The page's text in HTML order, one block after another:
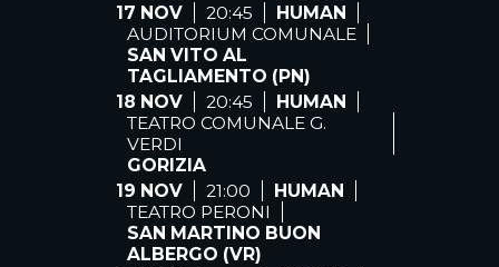
17 NOV
20:45
HUMAN
AUDITORIUM COMUNALE
SAN VITO AL
TAGLIAMENTO (PN)
18 NOV
20:45
HUMAN
TEATRO COMUNALE G.
VERDI
GORIZIA
19 NOV
21:00
HUMAN
TEATRO PERONI
SAN MARTINO BUON
ALBERGO (VR)